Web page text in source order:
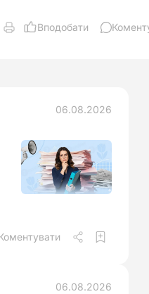
Вподобати
06.08.2026
06.08.2026